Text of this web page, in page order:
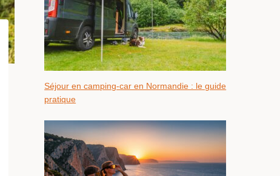
Séjour en camping-car en Normandie : le guide
pratique